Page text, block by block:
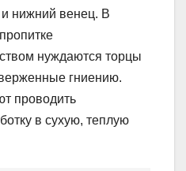
нижний венец. В
нуждаются торцы
гниению.
проводить
в сухую, теплую